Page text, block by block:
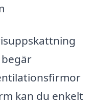
kan du enkelt